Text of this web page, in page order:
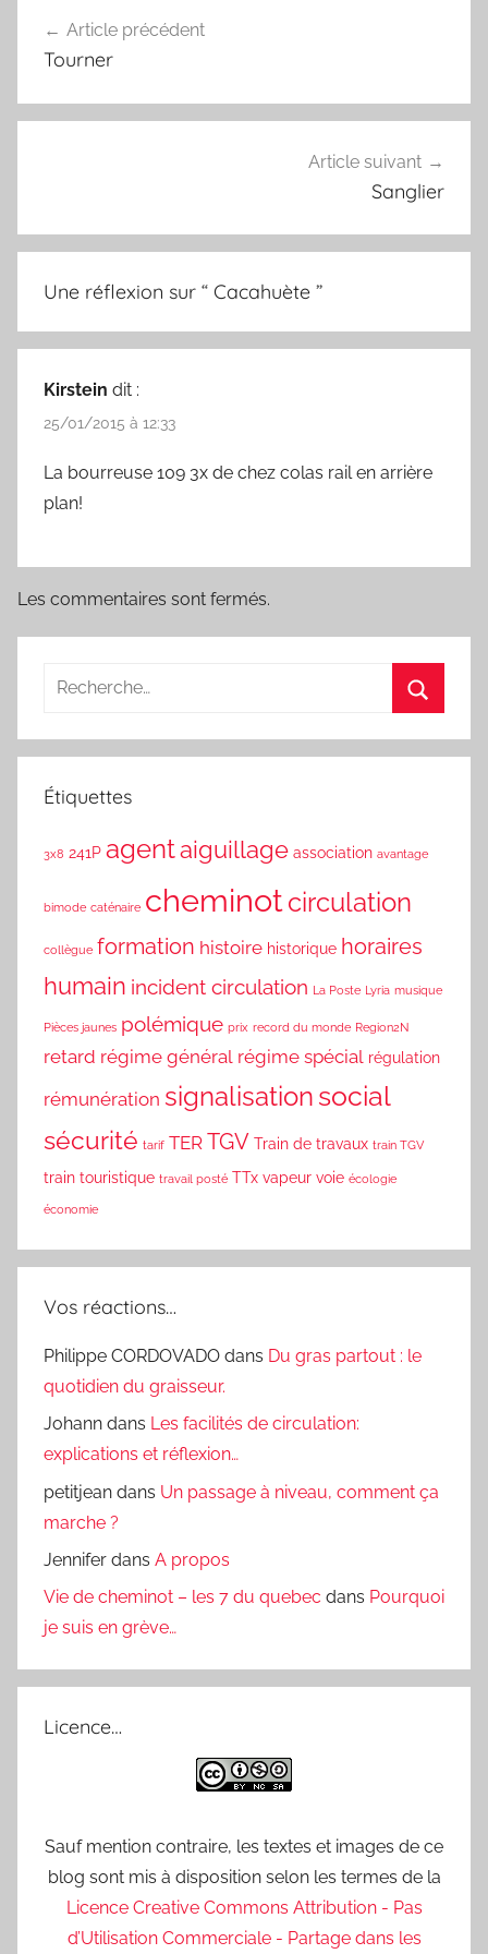
t
Navigation
de
l’article
Article précédent
Tourner
Article suivant
Sanglier
Une réflexion sur “ Cacahuète ”
Kirstein dit :
25/01/2015 à 12:33
La bourreuse 109 3x de chez colas rail en arrière
plan!
Les commentaires sont fermés.
Étiquettes
3x8 241P agentaiguillage association avantage
bimode caténaire cheminotcirculation
collègue formation histoire historique horaires
humain incident circulation La Poste Lyria musique
Pièces jaunes polémique prix record du monde Region2N
retard régime général régime spécial régulation
rémunération signalisation social
sécurité tarif TER TGV Train de travaux train TGV
train touristique travail posté TTx vapeur voie écologie
économie
Vos réactions…
Philippe CORDOVADO dans Du gras partout : le
quotidien du graisseur.
Johann dans Les facilités de circulation:
explications et réflexion…
petitjean dans Un passage à niveau, comment ça
marche ?
Jennifer dans A propos
Vie de cheminot – les 7 du quebec dans Pourquoi
je suis en grève…
Licence…
Sauf mention contraire, les textes et images de ce
blog sont mis à disposition selon les termes de la
Licence Creative Commons Attribution - Pas
d’Utilisation Commerciale - Partage dans les